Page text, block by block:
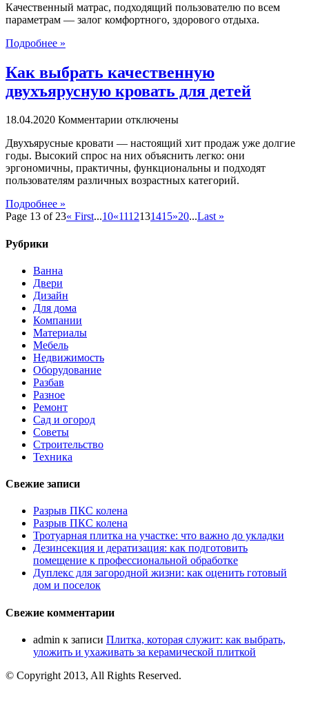
Недорогие
матрасы
—
правила
выбора
интернете
Качественный матрас, подходящий пользователю по всем
параметрам — залог комфортного, здорового отдыха.
Подробнее »
Как выбрать качественную
двухъярусную кровать для детей
18.04.2020 Комментарии к
Как
выбрать
качественную
двухъярусную
детей
отключены
Двухъярусные кровати — настоящий хит продаж уже долгие
годы. Высокий спрос на них объяснить легко: они
эргономичны, практичны, функциональны и подходят
пользователям различных возрастных категорий.
Подробнее »
Page 13 of 23« First...10«1112131415»20...Last »
Рубрики
Ванна
Двери
Дизайн
Для дома
Компании
Материалы
Мебель
Недвижимость
Оборудование
Разбав
Разное
Ремонт
Сад и огород
Советы
Строительство
Техника
Свежие записи
Разрыв ПКС колена
Разрыв ПКС колена
Тротуарная плитка на участке: что важно до укладки
Дезинсекция и дератизация: как подготовить
помещение к профессиональной обработке
Дуплекс для загородной жизни: как оценить готовый
дом и поселок
Свежие комментарии
admin к записи Плитка, которая служит: как выбрать,
уложить и ухаживать за керамической плиткой
© Copyright 2013, All Rights Reserved.